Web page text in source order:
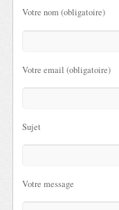
Votre nom (obligatoire)
Votre email (obligatoire)
Sujet
Votre message